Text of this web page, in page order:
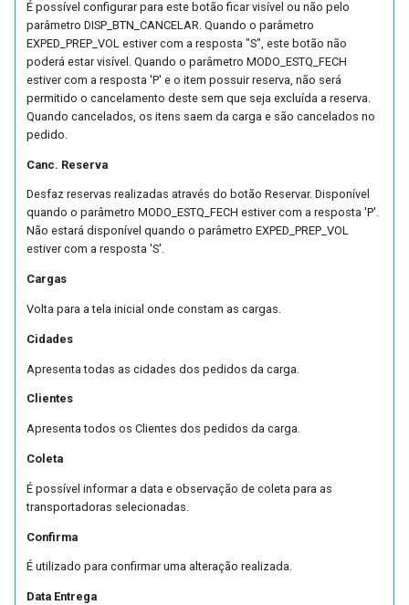
Parâmetros da Planilha de
Cálculo de Venda
(FPRV0208) (FUTL0125
FPRV FPRV0208)
Parâmetros de
Parâmetros do Cadastro
UFs e Cidades (FUTL0125
FUTL0055 FUTL0055)
Gerenciamento Logístico
Parâmetros de Históricos
Pedidos de Venda
Documentos Fiscais
LGPD
Relatórios
Timeout
É possível configurar para este botão ficar visível ou não pelo
parâmetro DISP_BTN_CANCELAR. Quando o parâmetro
EXPED_PREP_VOL estiver com a resposta "S", este botão não
poderá estar visível. Quando o parâmetro MODO_ESTQ_FECH
estiver com a resposta 'P' e o item possuir reserva, não será
permitido o cancelamento deste sem que seja excluída a reserva.
Quando cancelados, os itens saem da carga e são cancelados no
pedido.
Canc. Reserva
Desfaz reservas realizadas através do botão Reservar. Disponível
quando o parâmetro MODO_ESTQ_FECH estiver com a resposta 'P'.
Não estará disponível quando o parâmetro EXPED_PREP_VOL
estiver com a resposta 'S'.
Cargas
Volta para a tela inicial onde constam as cargas.
Cidades
Apresenta todas as cidades dos pedidos da carga.
Clientes
Apresenta todos os Clientes dos pedidos da carga.
Coleta
É possível informar a data e observação de coleta para as
transportadoras selecionadas.
Confirma
É utilizado para confirmar uma alteração realizada.
Data Entrega